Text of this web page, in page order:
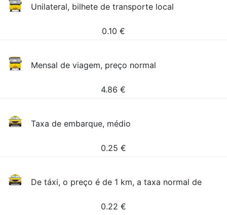
Unilateral, bilhete de transporte local
0.10 €
Mensal de viagem, preço normal
4.86 €
Taxa de embarque, médio
0.25 €
De táxi, o preço é de 1 km, a taxa normal de
0.22 €